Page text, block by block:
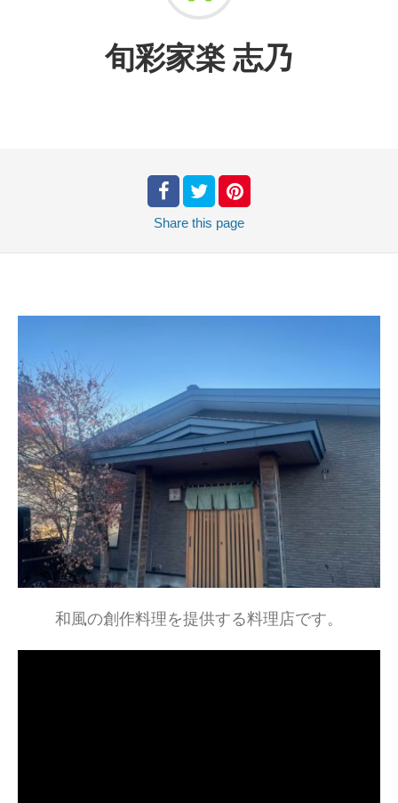
旬彩家楽 志乃
Share this page
和風の創作料理を提供する料理店です。